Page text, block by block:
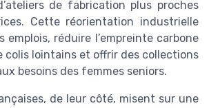
de fabrication plus proches
Cette réorientation industrielle
emplois, réduire l’empreinte carbone
colis lointains et offrir des collections
besoins des femmes seniors.
de leur côté, misent sur une